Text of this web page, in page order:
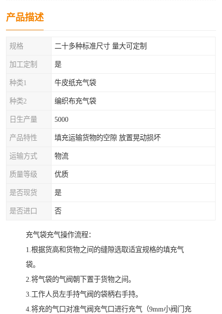
产品描述
规格 二十多种标准尺寸 量大可定制
加工定制 是
种类1 牛皮纸充气袋
种类2 编织布充气袋
日生产量 5000
产品特性 填充运输货物的空隙 放置晃动损坏
运输方式 物流
质量等级 优质
是否现货 是
是否进口 否
充气袋充气操作流程：
1.根据货高和货物之间的缝隙选取适宜规格的填充气
袋。
2.将气袋的气阀朝下置于货物之间。
3.工作人员左手持气阀的袋柄右手持。
4.将充的气口对准气阀充气口进行充气（9mm小阀门充